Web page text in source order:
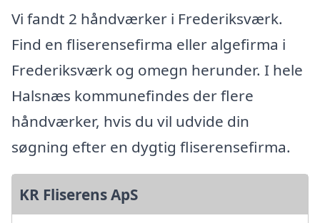
Vi fandt 2 håndværker i Frederiksværk.
Find en fliserensefirma eller algefirma i
Frederiksværk og omegn herunder. I hele
Halsnæs kommunefindes der flere
håndværker, hvis du vil udvide din
søgning efter en dygtig fliserensefirma.
KR Fliserens ApS